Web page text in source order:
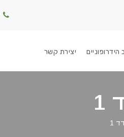
הידרופוניים יצירת קשר
1